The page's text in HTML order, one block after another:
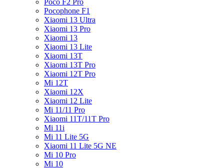
Poco F2 Pro
Pocophone F1
Xiaomi 13 Ultra
Xiaomi 13 Pro
Xiaomi 13
Xiaomi 13 Lite
Xiaomi 13T
Xiaomi 13T Pro
Xiaomi 12T Pro
Mi 12T
Xiaomi 12X
Xiaomi 12 Lite
Mi 11/11 Pro
Xiaomi 11T/11T Pro
Mi 11i
Mi 11 Lite 5G
Xiaomi 11 Lite 5G NE
Mi 10 Pro
Mi 10